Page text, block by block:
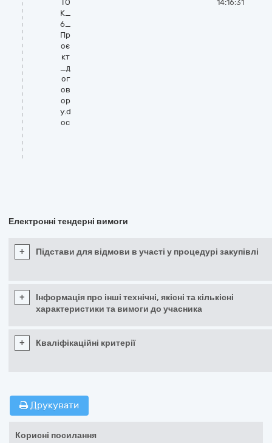
ТО
К_
6_
Пр
оє
кт
_д
ог
ов
ор
у.d
oc
14:16:31
Електронні тендерні вимоги
+ Підстави для відмови в участі у процедурі закупівлі
+
Інформація про інші технічні, якісні та кількісні
характеристики та вимоги до учасника
+ Кваліфікаційні критерії
Друкувати
Корисні посилання